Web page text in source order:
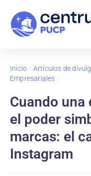
Inicio / Artículos de
Empresariales /
Cuando una
el poder
marcas: el
Instagram